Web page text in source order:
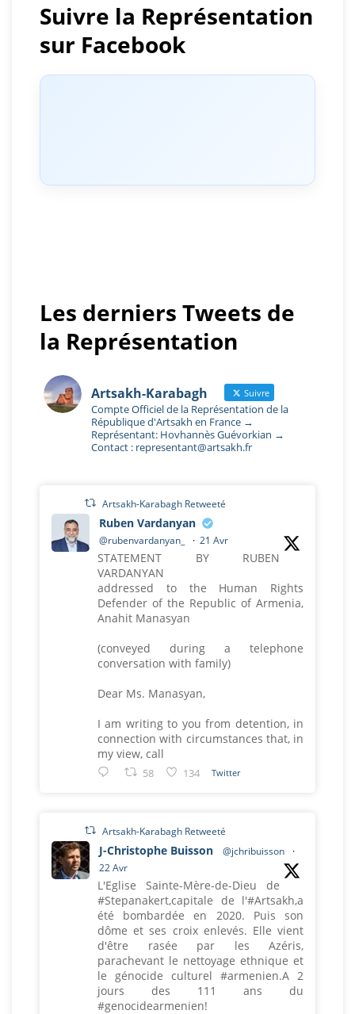
Suivre la Représentation
sur Facebook
Les derniers Tweets de
la Représentation
Artsakh-Karabagh Suivre
Compte Officiel de la Représentation de la
République d'Artsakh en France →
Représentant: Hovhannès Guévorkian →
Contact : representant@artsakh.fr
Artsakh-Karabagh Retweeté
Ruben Vardanyan
@rubenvardanyan_ · 21 Avr
STATEMENT BY RUBEN
VARDANYAN
addressed to the Human Rights
Defender of the Republic of Armenia,
Anahit Manasyan
(conveyed during a telephone
conversation with family)
Dear Ms. Manasyan,
I am writing to you from detention, in
connection with circumstances that, in
my view, call
58 134 Twitter
Artsakh-Karabagh Retweeté
J-Christophe Buisson @jchribuisson
·
22 Avr
L'Eglise Sainte-Mère-de-Dieu de
#Stepanakert,capitale de l'#Artsakh,a
été bombardée en 2020. Puis son
dôme et ses croix enlevés. Elle vient
d'être rasée par les Azéris,
parachevant le nettoyage ethnique et
le génocide culturel #armenien.A 2
jours des 111 ans du
#genocidearmenien!